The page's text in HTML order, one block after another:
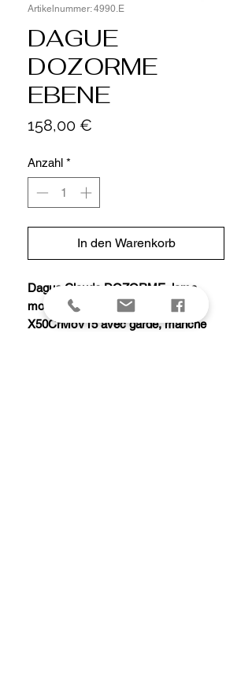
Artikelnummer: 4990.E
DAGUE
DOZORME
EBENE
158,00 €
Anzahl *
In den Warenkorb
Dague Claude DOZORME, lame
mono-tranchant 25 cm acier
X50CrMoV15 avec garde, manche